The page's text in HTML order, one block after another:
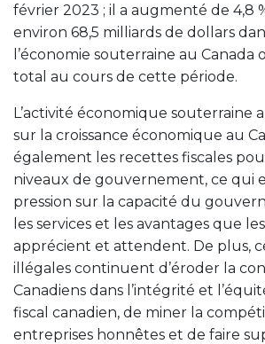
février 2023 ; il a augmenté de 4,8
environ 68,5 milliards de dollars
l’économie souterraine au Canada
total au cours de cette période.
L’activité économique souterraine
sur la croissance économique au
également les recettes fiscales
niveaux de gouvernement, ce qui
pression sur la capacité du
les services et les avantages que
apprécient et attendent. De plus,
illégales continuent d’éroder la
Canadiens dans l’intégrité et
fiscal canadien, de miner la
entreprises honnêtes et de faire